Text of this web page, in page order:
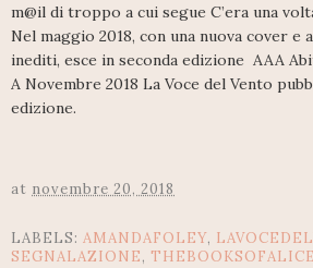
m@il di troppo a cui segue C’era una
Nel maggio 2018, con una nuova cover
inediti, esce in seconda edizione AAA
A Novembre 2018 La Voce del Vento
edizione.
at novembre 20, 2018
LABELS: AMANDAFOLEY,
SEGNALAZIONE, THEBOOKSOFALICE